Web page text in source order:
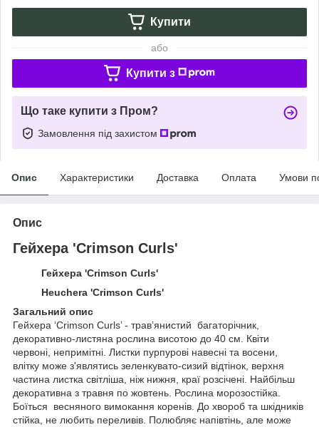
Купити
або
Купити з
Що таке купити з Пром?
Замовлення під захистом
Опис Характеристики Доставка Оплата Умови
Опис
Гейхера 'Crimson Curls'
Гейхера 'Crimson Curls'
Heuchera 'Crimson Curls'
Загальний опис
Гейхера ‘Crimson Curls’ - трав’янистий багаторічник,
декоративно-листяна рослина висотою до 40 см. Квіти
червоні, непримітні. Листки пурпурові навесні та восени,
влітку може з'являтись зеленкувато-сизий відтінок, верхня
частина листка світліша, ніж нижня, краї розсічені. Найбільш
декоративна з травня по жовтень. Рослина морозостійка.
Боїться весняного вимокання коренів. До хвороб та шкідників
стійка, не любить переливів. Полюбляє напівтінь, але може